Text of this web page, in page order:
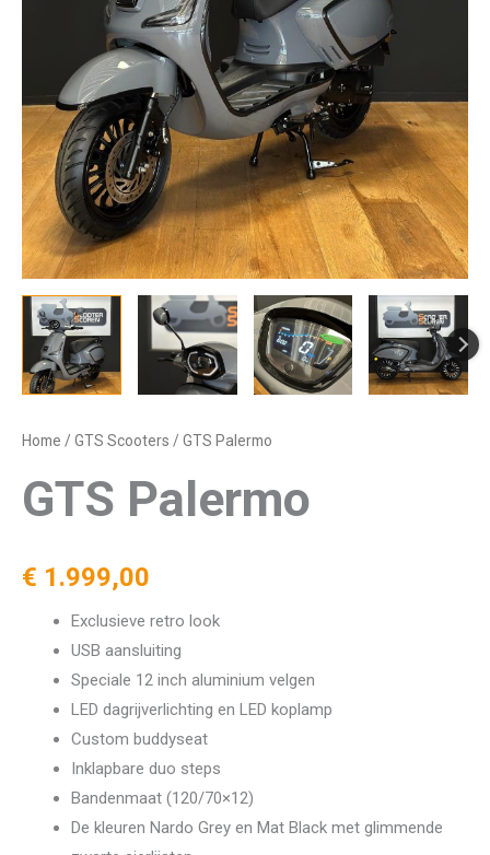
Home / GTS Scooters / GTS Palermo
GTS Palermo
€ 1.999,00
Exclusieve retro look
USB aansluiting
Speciale 12 inch aluminium velgen
LED dagrijverlichting en LED koplamp
Custom buddyseat
Inklapbare duo steps
Bandenmaat (120/70×12)
De kleuren Nardo Grey en Mat Black met glimmende